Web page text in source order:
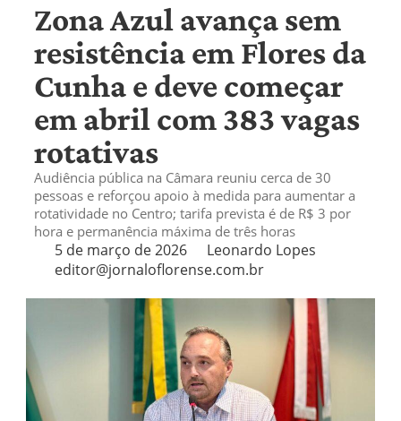
Zona Azul avança sem
resistência em Flores da
Cunha e deve começar
em abril com 383 vagas
rotativas
Audiência pública na Câmara reuniu cerca de 30
pessoas e reforçou apoio à medida para aumentar a
rotatividade no Centro; tarifa prevista é de R$ 3 por
hora e permanência máxima de três horas
5 de março de 2026
Leonardo Lopes
editor@jornaloflorense.com.br